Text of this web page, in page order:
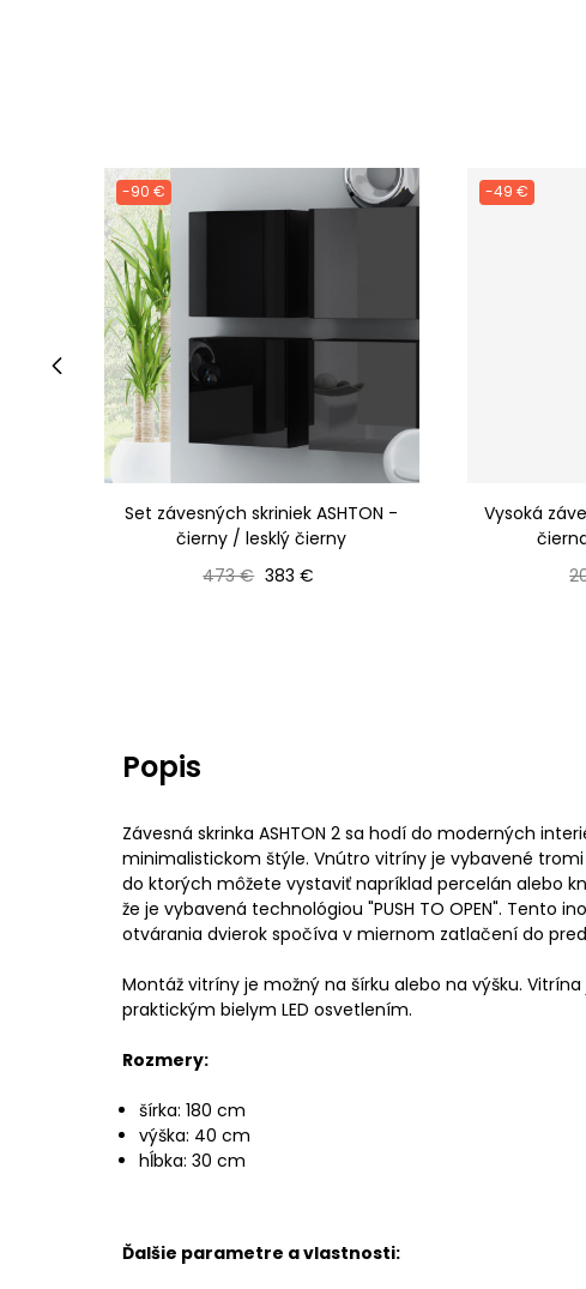
-90 €
Set závesných skriniek ASHTON -
čierny / lesklý čierny
Bežná cena
473 € Cena
383 €
-49 €
Vysoká
Popis
Závesná skrinka ASHTON 2 sa hodí do moderných
minimalistickom štýle. Vnútro vitríny je vybavené
do ktorých môžete vystaviť napríklad percelán alebo
že je vybavená technológiou "PUSH TO OPEN". Tento
otvárania dvierok spočíva v miernom zatlačení do
Montáž vitríny je možný na šírku alebo na výšku.
praktickým bielym LED osvetlením.
Rozmery:
šírka: 180 cm
výška: 40 cm
hĺbka: 30 cm
Ďalšie parametre a vlastnosti: